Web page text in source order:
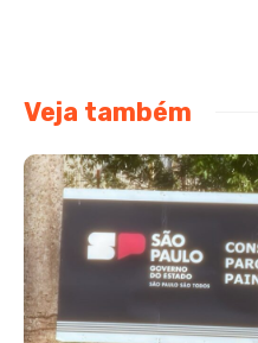
Veja também